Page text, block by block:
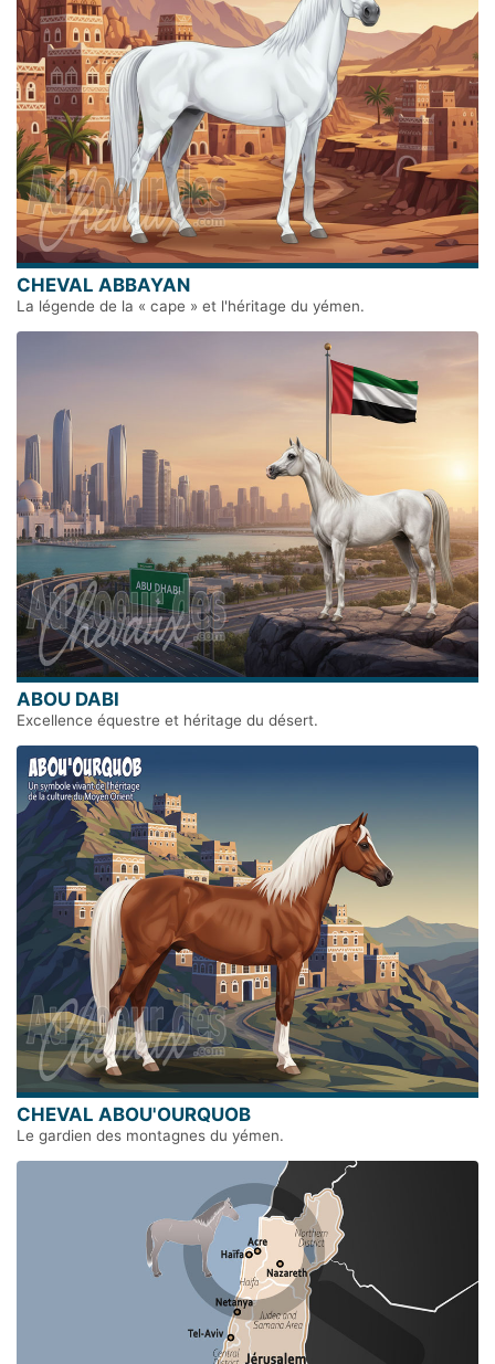
CHEVAL ABBAYAN
La légende de la « cape » et l'héritage du yémen.
ABOU DABI
Excellence équestre et héritage du désert.
CHEVAL ABOU'OURQUOB
Le gardien des montagnes du yémen.